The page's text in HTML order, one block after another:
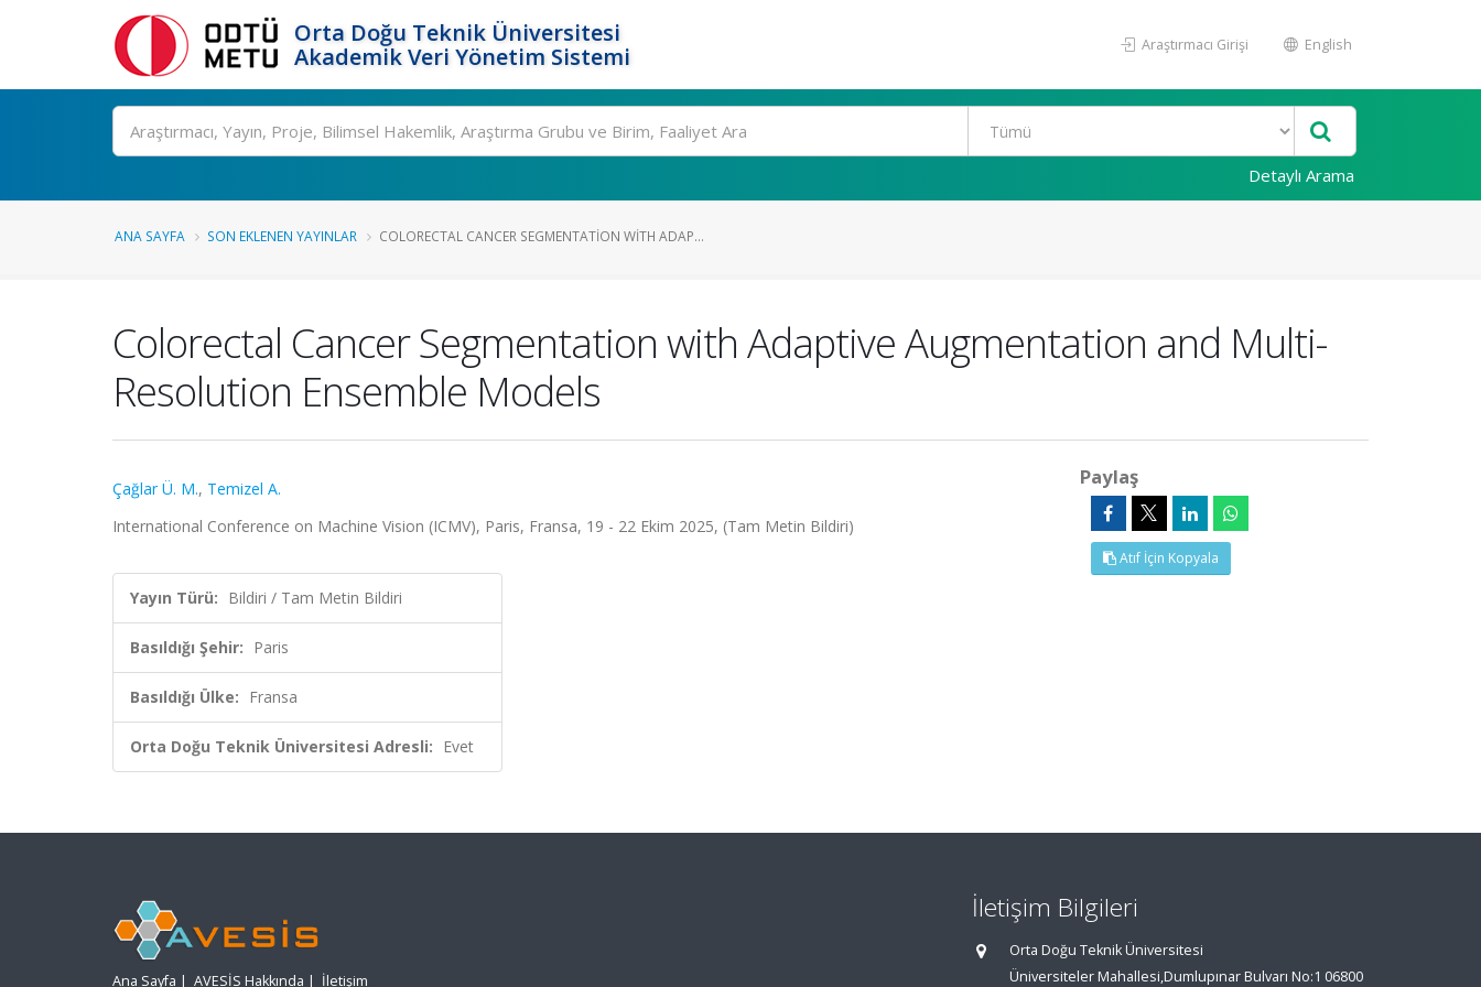
Orta Doğu Teknik Üniversitesi
Akademik Veri Yönetim Sistemi
Araştırmacı Girişi English
Ara
Detaylı Arama
ANA SAYFA SON EKLENEN YAYINLAR COLORECTAL CANCER SEGMENTATION WITH ADAP...
Colorectal Cancer Segmentation with Adaptive Augmentation and Multi-
Resolution Ensemble Models
Çağlar Ü. M., Temizel A.
International Conference on Machine Vision (ICMV), Paris, Fransa, 19 - 22 Ekim 2025, (Tam Metin Bildiri)
Yayın Türü: Bildiri / Tam Metin Bildiri
Basıldığı Şehir: Paris
Basıldığı Ülke: Fransa
Orta Doğu Teknik Üniversitesi Adresli: Evet
Paylaş
Atıf İçin Kopyala
Ana Sayfa | AVESİS Hakkında | İletişim
İletişim Bilgileri
Orta Doğu Teknik Üniversitesi
Üniversiteler Mahallesi,Dumlupınar Bulvarı No:1 06800